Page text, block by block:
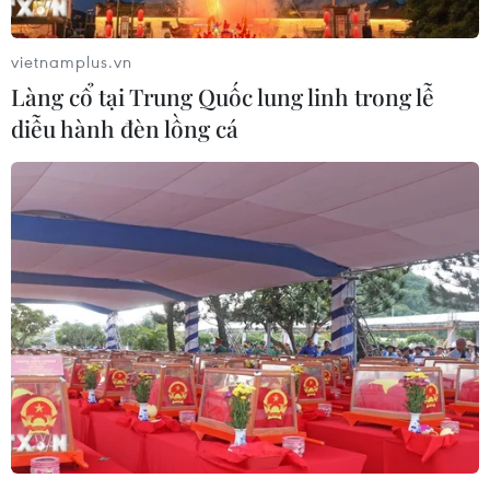
Trò Chiềng - nơi lưu giữ nét vàng son của
văn hóa thời Lý
15/02/2017 03:28
Người dân châu Ái (Thanh Hóa dưới thời phong kiến)
lưu truyền câu ca dao: “Trò Chiềng, vật Bộc, rối Si/Cơm
đắp kẻ Lở, cơm thi kẻ Lào...” để tôn vinh Trò Chiềng là
Lễ hội đông vui bậc nhất xứ Thanh.
vietnamplus.vn
Làng cổ tại Trung Quốc lung linh trong lễ
diễu hành đèn lồng cá